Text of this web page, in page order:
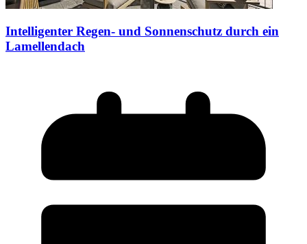
Intelligenter Regen- und Sonnenschutz durch ein
Lamellendach